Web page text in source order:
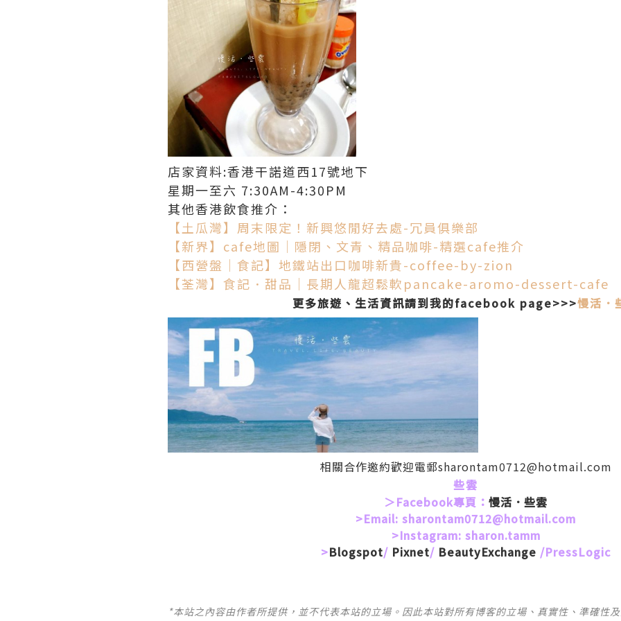
店家資料:香港干諾道西17號地下
星期一至六 7:30AM-4:30PM
其他香港飲食推介：
【土瓜灣】周末限定！新興悠閒好去處-冗員俱樂部
【新界】cafe地圖｜隱閉、文青、精品咖啡-精選cafe推介
【西營盤｜食記】地鐵站出口咖啡新貴-coffee-by-zion
【荃灣】食記．甜品｜長期人龍超鬆軟pancake-aromo-dessert-cafe
更多旅遊、生活資訊請到我的facebook page>>>慢活．
相關合作邀約歡迎電郵sharontam0712@hotmail.com
些雲
＞Facebook專頁： 慢活．些雲
>Email: sharontam0712@hotmail.com
>Instagram: sharon.tamm
>Blogspot/ Pixnet/ BeautyExchange /PressLogic
*本站之內容由作者所提供，並不代表本站的立場。因此本站對所有博客的立場、真實性、準確性